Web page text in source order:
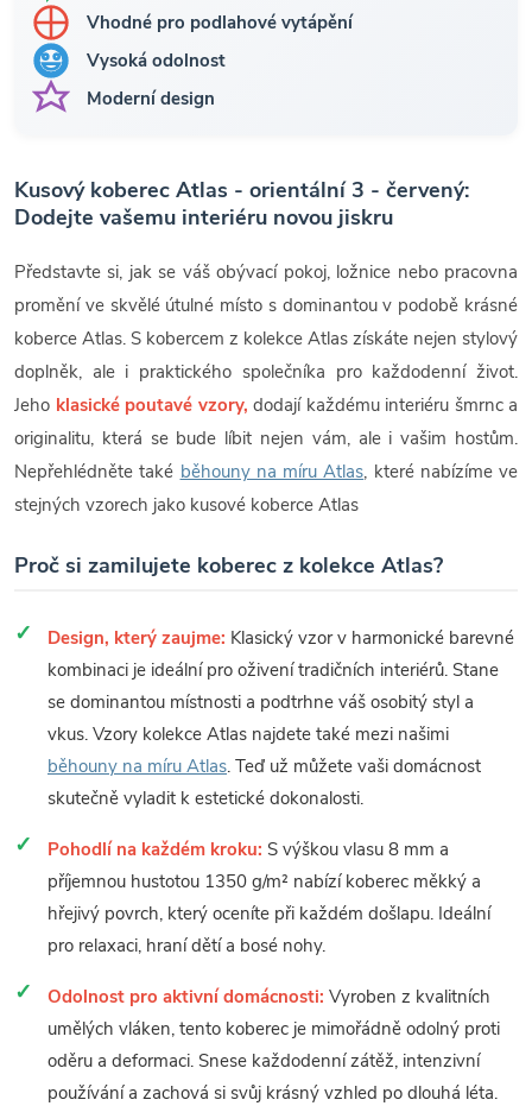
Vhodné pro podlahové vytápění
Vysoká odolnost
Moderní design
Kusový koberec Atlas - orientální 3 - červený:
Dodejte vašemu interiéru novou jiskru
Představte si, jak se váš obývací pokoj, ložnice nebo pracovna
promění ve skvělé útulné místo s dominantou v podobě krásné
koberce Atlas. S kobercem z kolekce Atlas získáte nejen stylový
doplněk, ale i praktického společníka pro každodenní život.
Jeho klasické poutavé vzory, dodají každému interiéru šmrnc a
originalitu, která se bude líbit nejen vám, ale i vašim hostům.
Nepřehlédněte také běhouny na míru Atlas, které nabízíme ve
stejných vzorech jako kusové koberce Atlas
Proč si zamilujete koberec z kolekce Atlas?
Design, který zaujme: Klasický vzor v harmonické barevné
kombinaci je ideální pro oživení tradičních interiérů. Stane
se dominantou místnosti a podtrhne váš osobitý styl a
vkus. Vzory kolekce Atlas najdete také mezi našimi
běhouny na míru Atlas. Teď už můžete vaši domácnost
skutečně vyladit k estetické dokonalosti.
Pohodlí na každém kroku: S výškou vlasu 8 mm a
příjemnou hustotou 1350 g/m² nabízí koberec měkký a
hřejivý povrch, který oceníte při každém došlapu. Ideální
pro relaxaci, hraní dětí a bosé nohy.
Odolnost pro aktivní domácnosti: Vyroben z kvalitních
umělých vláken, tento koberec je mimořádně odolný proti
oděru a deformaci. Snese každodenní zátěž, intenzivní
používání a zachová si svůj krásný vzhled po dlouhá léta.